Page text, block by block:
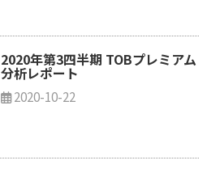
2020年第3四半期 TOBプレミアム
分析レポート
2020-10-22